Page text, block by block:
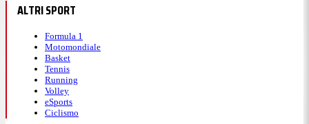
ALTRI SPORT
Formula 1
Motomondiale
Basket
Tennis
Running
Volley
eSports
Ciclismo